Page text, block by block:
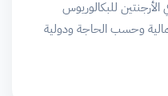
للبكالوريوس
وحسب الحاجة ودولية